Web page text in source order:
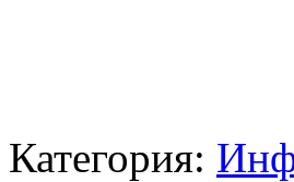
Категория: